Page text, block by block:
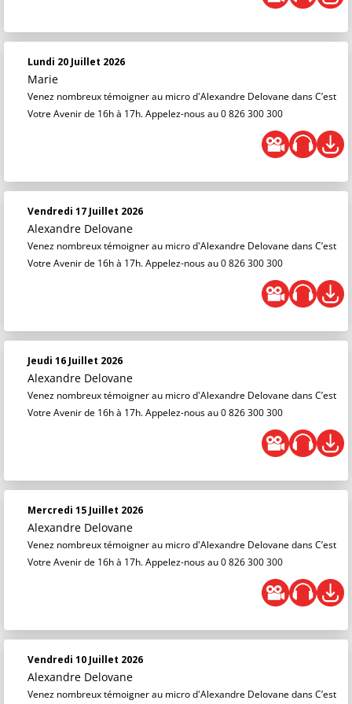
Lundi 20 Juillet 2026
Marie
Venez nombreux témoigner au micro d'Alexandre Delovane dans C’est
Votre Avenir de 16h à 17h. Appelez-nous au 0 826 300 300
Vendredi 17 Juillet 2026
Alexandre Delovane
Venez nombreux témoigner au micro d'Alexandre Delovane dans C’est
Votre Avenir de 16h à 17h. Appelez-nous au 0 826 300 300
Jeudi 16 Juillet 2026
Alexandre Delovane
Venez nombreux témoigner au micro d'Alexandre Delovane dans C’est
Votre Avenir de 16h à 17h. Appelez-nous au 0 826 300 300
Mercredi 15 Juillet 2026
Alexandre Delovane
Venez nombreux témoigner au micro d'Alexandre Delovane dans C’est
Votre Avenir de 16h à 17h. Appelez-nous au 0 826 300 300
Vendredi 10 Juillet 2026
Alexandre Delovane
Venez nombreux témoigner au micro d'Alexandre Delovane dans C’est